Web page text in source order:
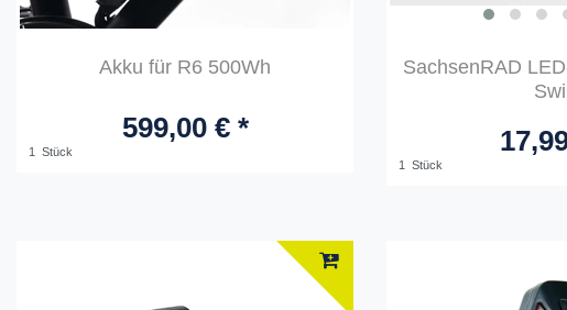
Akku für R6 500Wh
599,00 € *
1 Stück
SachsenRAD
1 Stück